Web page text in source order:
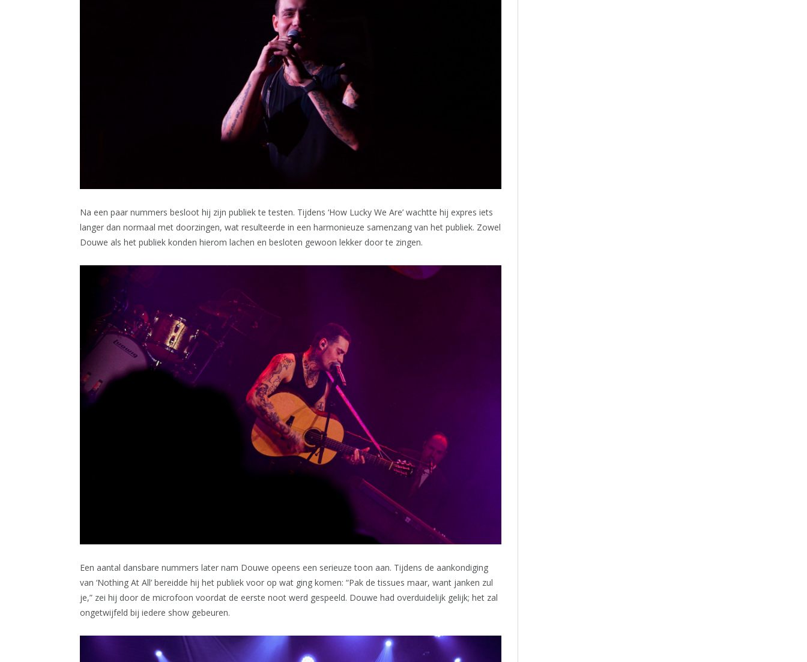
Na een paar nummers besloot hij zijn publiek te testen. Tijdens ‘How Lucky We Are’ wachtte hij expres iets
langer dan normaal met doorzingen, wat resulteerde in een harmonieuze samenzang van het publiek. Zowel
Douwe als het publiek konden hierom lachen en besloten gewoon lekker door te zingen.
Een aantal dansbare nummers later nam Douwe opeens een serieuze toon aan. Tijdens de aankondiging
van ‘Nothing At All’ bereidde hij het publiek voor op wat ging komen: “Pak de tissues maar, want janken zul
je,” zei hij door de microfoon voordat de eerste noot werd gespeeld. Douwe had overduidelijk gelijk; het zal
ongetwijfeld bij iedere show gebeuren.